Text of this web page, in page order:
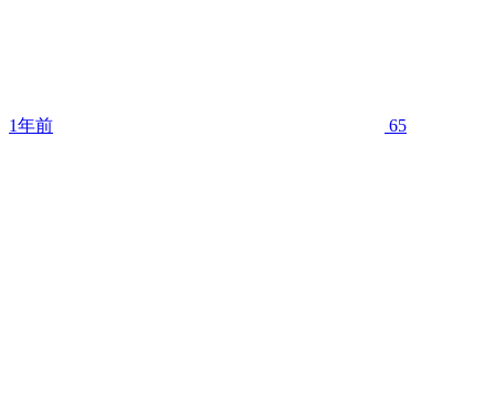
1年前 65